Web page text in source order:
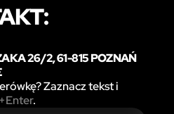
26/2, 61-815 POZNAŃ
Zaznacz tekst i
.